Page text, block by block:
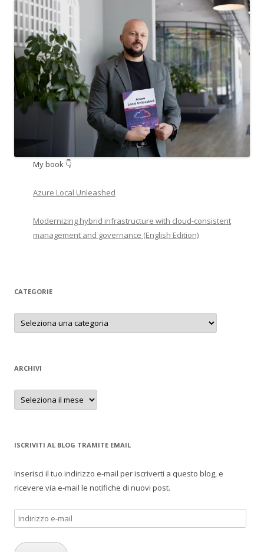
My book 👇
Azure Local Unleashed
Modernizing hybrid infrastructure with cloud-consistent
management and governance (English Edition)
CATEGORIE
Categorie
ARCHIVI
Archivi
ISCRIVITI AL BLOG TRAMITE EMAIL
Inserisci il tuo indirizzo e-mail per iscriverti a questo blog, e
ricevere via e-mail le notifiche di nuovi post.
Indirizzo
e-
mail